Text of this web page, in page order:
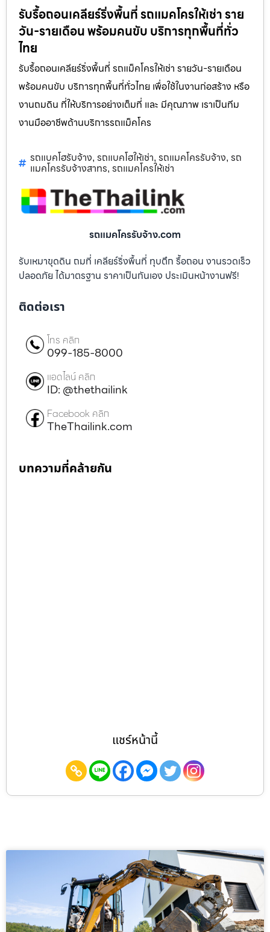
รับรื้อถอนเคลียร์ริ่งพื้นที่ รถแมคโครให้เช่า ราย
วัน-รายเดือน พร้อมคนขับ บริการทุกพื้นที่ทั่ว
ไทย
รับรื้อถอนเคลียร์ริ่งพื้นที่ รถแม็คโครให้เช่า รายวัน-รายเดือน
พร้อมคนขับ บริการทุกพื้นที่ทั่วไทย เพื่อใช้ในงานก่อสร้าง หรือ
งานถมดิน ที่ให้บริการอย่างเต็มที่ และ มีคุณภาพ เราเป็นทีม
งานมืออาชีพด้านบริการรถแม็คโคร
รถแบคโฮรับจ้าง, รถแบคโฮให้เช่า, รถแมคโครรับจ้าง, รถ
แมคโครรับจ้างสาทร, รถแมคโครให้เช่า
รถแมคโครรับจ้าง.com
รับเหมาขุดดิน ถมที่ เคลียร์ริ่งพื้นที่ ทุบตึก รื้อถอน งานรวดเร็ว
ปลอดภัย ได้มาตรฐาน ราคาเป็นกันเอง ประเมินหน้างานฟรี!
ติดต่อเรา
โทร คลิก
099-185-8000
แอดไลน์ คลิก
ID: @thethailink
Facebook คลิก
TheThailink.com
บทความที่คล้ายกัน
แชร์หน้านี้